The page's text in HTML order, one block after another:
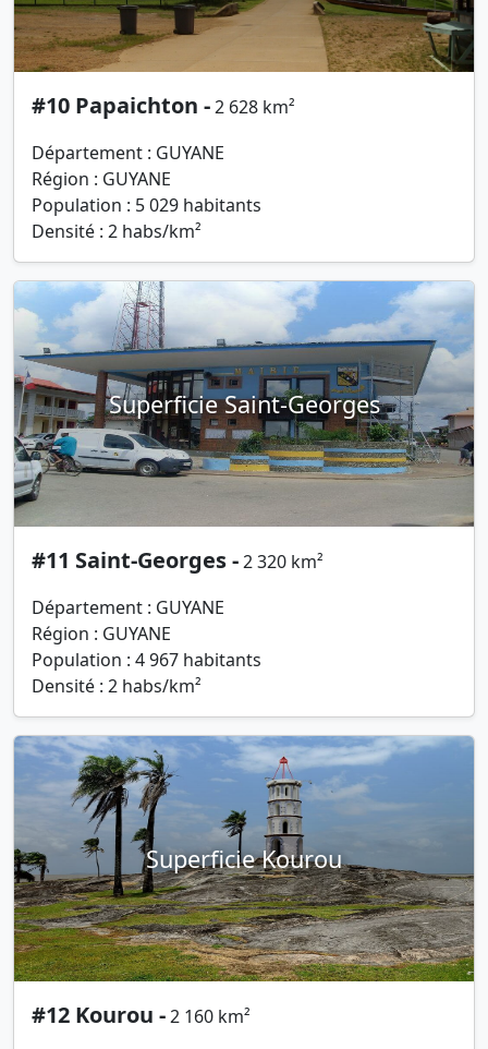
#10 Papaichton -2 628 km²
Département : GUYANE
Région : GUYANE
Population : 5 029 habitants
Densité : 2 habs/km²
Superficie Saint-Georges
#11 Saint-Georges -2 320 km²
Département : GUYANE
Région : GUYANE
Population : 4 967 habitants
Densité : 2 habs/km²
Superficie Kourou
#12 Kourou -2 160 km²